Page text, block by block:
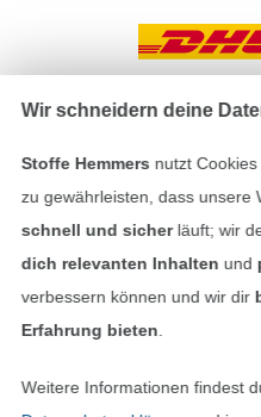
Wir schneidern deine
Stoffe Hemmers nutzt
zu gewährleisten, dass unsere
schnell und sicherläuft; wir
dich relevanten Inhalten und
verbessern können und wir dir
Erfahrung bieten
Weitere Informationen findest